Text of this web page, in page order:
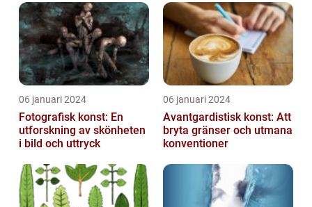
06 januari 2024
Fotografisk konst: En
utforskning av skönheten
i bild och uttryck
06 januari 2024
Avantgardistisk konst: Att
bryta gränser och utmana
konventioner